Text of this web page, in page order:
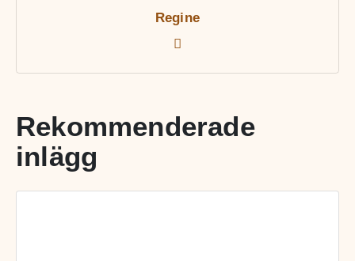
Regine
Rekommenderade
inlägg